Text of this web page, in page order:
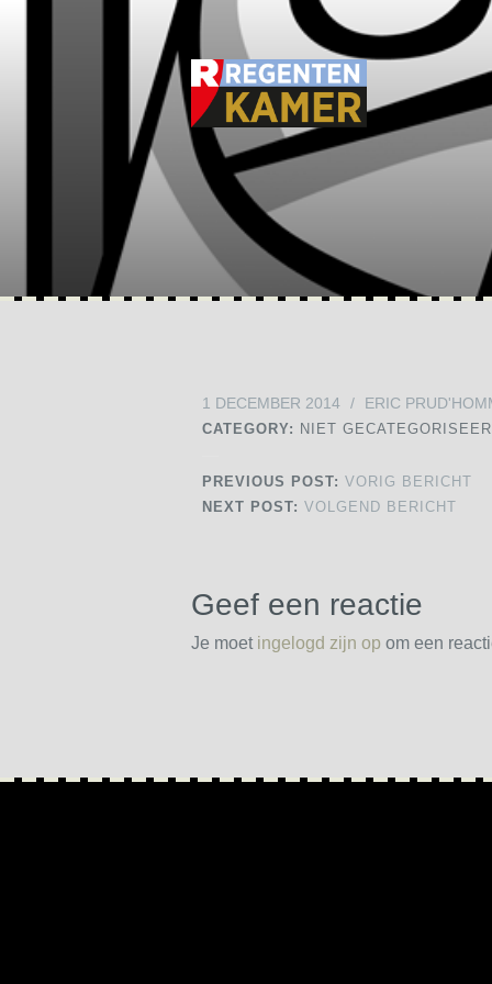
1 DECEMBER 2014 / ERIC
CATEGORY: NIET
PREVIOUS POST: VORIG BERICHT
NEXT POST: VOLGEND BERICHT
Geef een reactie
Je moet ingelogd zijn op om een